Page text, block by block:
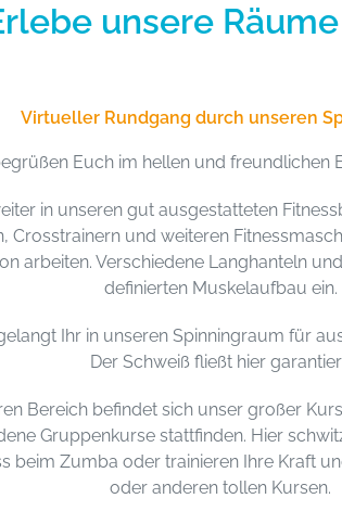
unsere Räume
Virtueller Rundgang durch unseren
Euch im hellen und freundlichen
in unseren gut ausgestatteten
Crosstrainern und weiteren
arbeiten. Verschiedene Langhanteln
definierten Muskelaufbau ein.
Ihr in unseren Spinningraum für
Der Schweiß fließt hier
Bereich befindet sich unser großer
Gruppenkurse stattfinden. Hier
beim Zumba oder trainieren Ihre Kraft
oder anderen tollen Kursen.